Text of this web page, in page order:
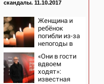
скандалы. 11.10.2017
Женщина и
ребёнок
погибли из-за
непогоды в
«Они в гости
вдвоем
ходят»:
известная